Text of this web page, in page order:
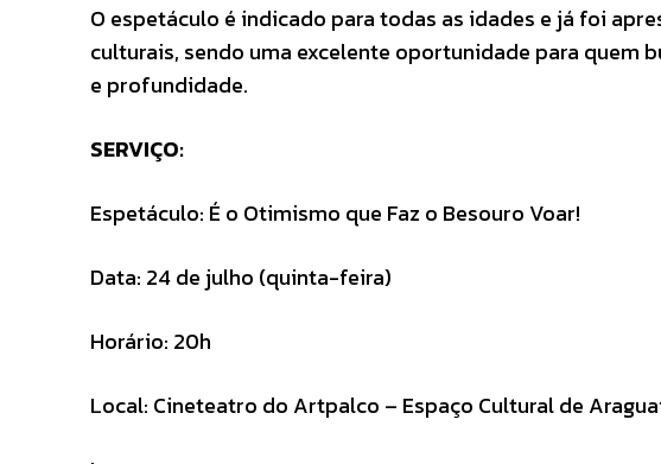
O espetáculo é indicado para todas as idades e já foi
culturais, sendo uma excelente oportunidade para quem
e profundidade.
SERVIÇO:
Espetáculo: É o Otimismo que Faz o Besouro Voar!
Data: 24 de julho (quinta-feira)
Horário: 20h
Local: Cineteatro do Artpalco – Espaço Cultural de